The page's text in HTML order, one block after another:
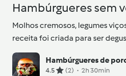
Hambúrgueres sem
Molhos cremosos, legumes
receita foi criada para ser
4.5 (2) · 2h 30min